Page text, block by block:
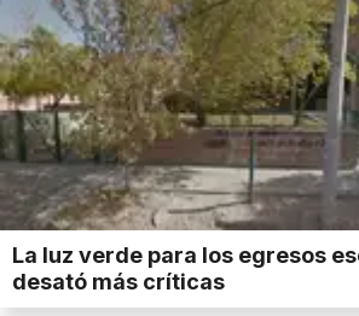
La luz verde para los egresos
desató más críticas